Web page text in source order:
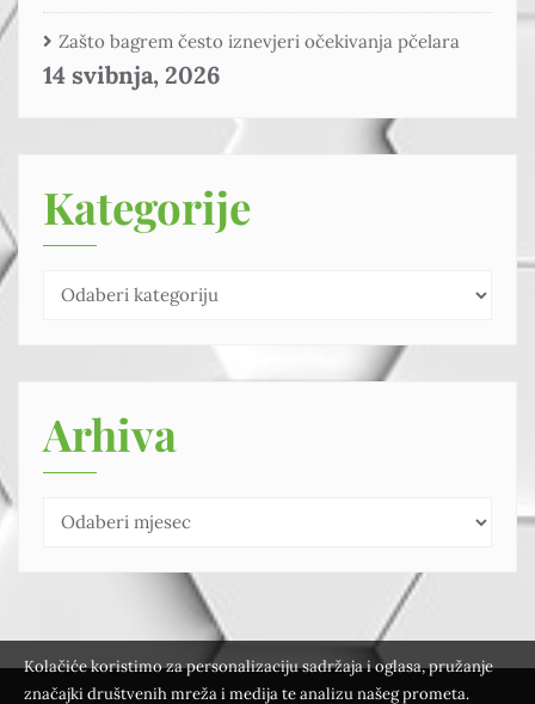
Zašto bagrem često iznevjeri očekivanja pčelara
14 svibnja, 2026
Kategorije
Arhiva
Kolačiće koristimo za personalizaciju sadržaja i oglasa, pružanje
značajki društvenih mreža i medija te analizu našeg prometa.